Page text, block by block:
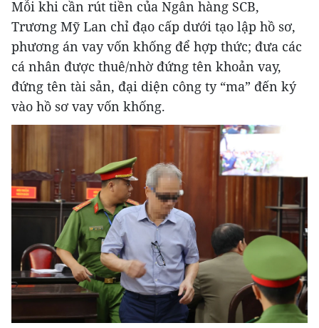
Mỗi khi cần rút tiền của Ngân hàng SCB,
Trương Mỹ Lan chỉ đạo cấp dưới tạo lập hồ sơ,
phương án vay vốn khống để hợp thức; đưa các
cá nhân được thuê/nhờ đứng tên khoản vay,
đứng tên tài sản, đại diện công ty “ma” đến ký
vào hồ sơ vay vốn khống.